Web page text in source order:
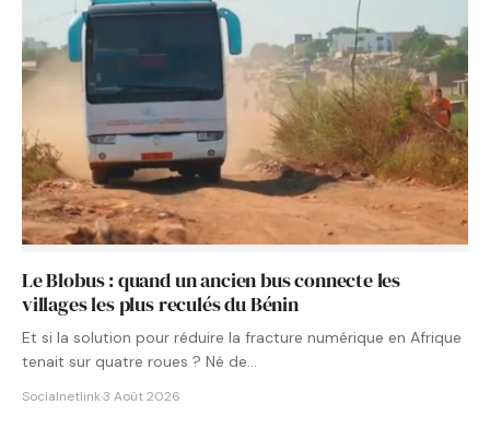
Le Blobus : quand un ancien bus connecte les
villages les plus reculés du Bénin
Et si la solution pour réduire la fracture numérique en Afrique
tenait sur quatre roues ? Né de…
Socialnetlink·3 Août 2026